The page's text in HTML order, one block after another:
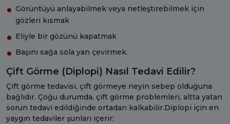
Görüntüyü anlayabilmek veya netleştirebilmek için
gözleri kısmak
Eliyle bir gözünü kapatmak
Başını sağa sola yan çevirmek.
Çift Görme (Diplopi) Nasıl Tedavi Edilir?
Çift görme tedavisi, çift görmeye neyin sebep olduğuna
bağlıdır. Çoğu durumda, çift görme problemleri, altta yatan
sorun tedavi edildiğinde ortadan kalkabilir.Diplopi için en
yaygın tedaviler şunları içerir: